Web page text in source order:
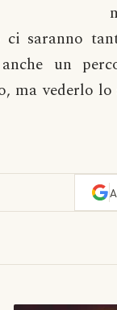
saranno
un
ma vederlo